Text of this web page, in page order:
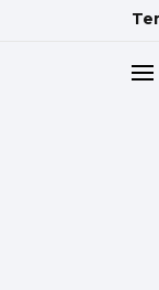
common.go-to-